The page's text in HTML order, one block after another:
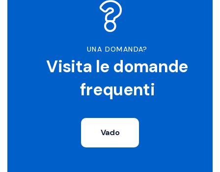
UNA DOMANDA?
Visita le domande
frequenti
Vado